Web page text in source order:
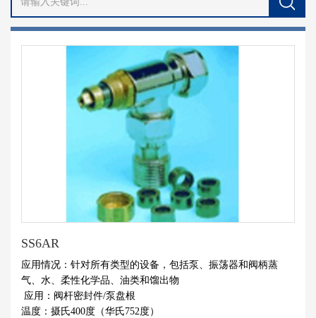
SS6AR
应用情况：针对所有类型的设备，包括泵、振荡器和阀柄蒸
气、水、柔性化学品、油类和馏出物
应用：阀杆密封件/泵盘根
温度：摄氏400度（华氏752度）